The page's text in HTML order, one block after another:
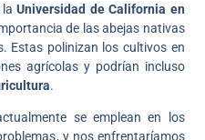
laUniversidad de California en
de las abejas nativas
Estas polinizan los cultivos en
agrícolas y podrían incluso
.
se emplean en los
y nos enfrentaríamos